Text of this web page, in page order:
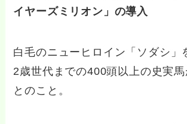
イヤーズミリオン」の導入
白毛のニューヒロイン「ソダシ」
2歳世代までの400頭以上の史実
とのこと。